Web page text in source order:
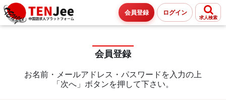
会員登録 ログイン
求人検索
会員登録
お名前・メールアドレス・パスワードを入力の上
「次へ」ボタンを押して下さい。